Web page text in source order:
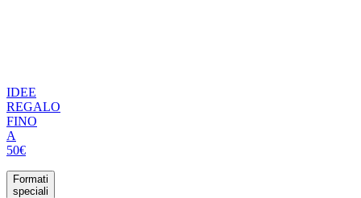
IDEE
REGALO
FINO
A
50€
Formati
speciali